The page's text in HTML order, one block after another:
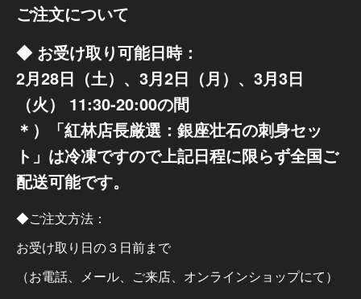
ご注文について
◆ お受け取り可能日時：
2月28日（土）、3月2日（月）、3月3日
（火） 11:30-20:00の間
＊）「紅林店長厳選：銀座壮石の刺身セッ
ト」は冷凍ですので上記日程に限らず全国ご
配送可能です。
◆ご注文方法：
お受け取り日の３日前まで
（お電話、メール、ご来店、オンラインショップにて）